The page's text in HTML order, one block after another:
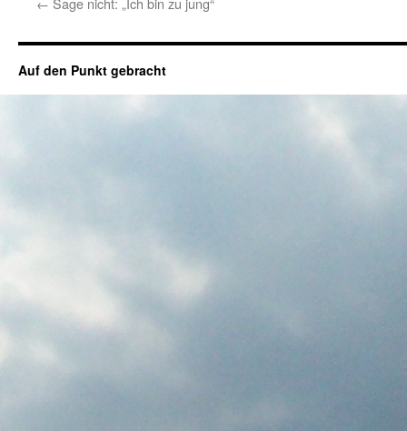
Auf den Punkt gebracht